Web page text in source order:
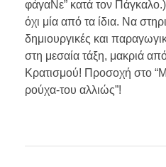
φάγαΝε” κατά τον
όχι μία από τα ίδια. Να
δημιουργικές και
στη μεσαία τάξη, μακριά
Κρατισμού! Προσοχή στο
ρούχα-του αλλιώς”!